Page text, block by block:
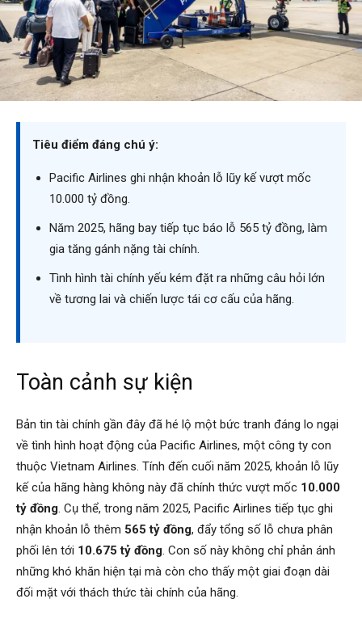
Tiêu điểm đáng chú ý:
Pacific Airlines ghi nhận khoản lỗ lũy kế vượt mốc
10.000 tỷ đồng.
Năm 2025, hãng bay tiếp tục báo lỗ 565 tỷ đồng, làm
gia tăng gánh nặng tài chính.
Tình hình tài chính yếu kém đặt ra những câu hỏi lớn
về tương lai và chiến lược tái cơ cấu của hãng.
Toàn cảnh sự kiện
Bản tin tài chính gần đây đã hé lộ một bức tranh đáng lo ngại
về tình hình hoạt động của Pacific Airlines, một công ty con
thuộc Vietnam Airlines. Tính đến cuối năm 2025, khoản lỗ lũy
kế của hãng hàng không này đã chính thức vượt mốc 10.000
tỷ đồng. Cụ thể, trong năm 2025, Pacific Airlines tiếp tục ghi
nhận khoản lỗ thêm 565 tỷ đồng, đẩy tổng số lỗ chưa phân
phối lên tới 10.675 tỷ đồng. Con số này không chỉ phản ánh
những khó khăn hiện tại mà còn cho thấy một giai đoạn dài
đối mặt với thách thức tài chính của hãng.